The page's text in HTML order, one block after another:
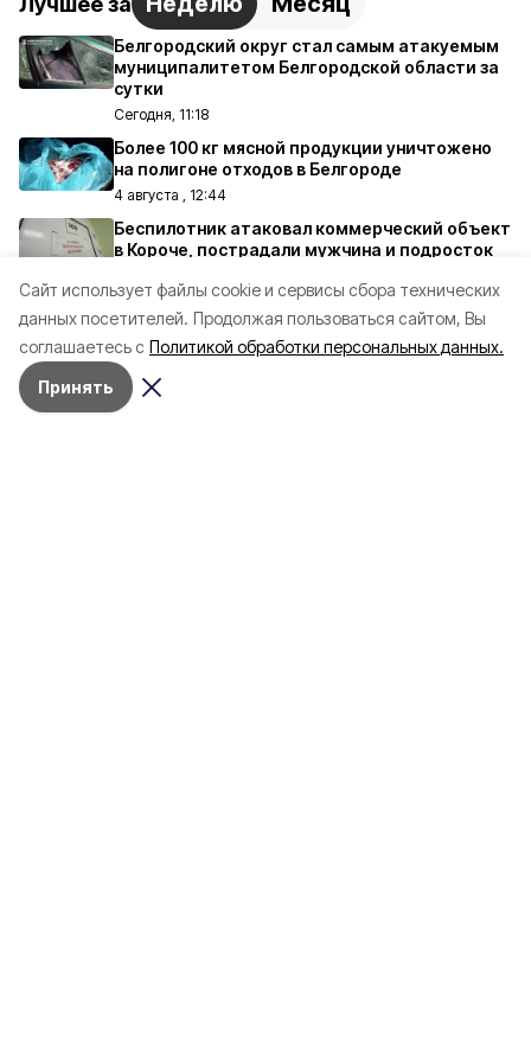
Cайт использует файлы cookie и сервисы сбора технических
данных посетителей. Продолжая пользоваться сайтом, Вы
соглашаетесь с Политикой обработки персональных данных.
Принять
Белгородский округ стал самым атакуемым
муниципалитетом Белгородской области за
сутки
Сегодня, 11:18
Более 100 кг мясной продукции уничтожено
на полигоне отходов в Белгороде
4 августа , 12:44
Беспилотник атаковал коммерческий объект
в Короче, пострадали мужчина и подросток
Более 200 беспилотников ВСУ сбиты над
территорией Белгородской области за сутки
2 августа , 11:08
Белгород и Белгородский округ подверглись
ракетному обстрелу со стороны Украины